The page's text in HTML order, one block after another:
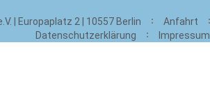
| Europaplatz 2 | 10557 Berlin
Anfahrt
Datenschutzerklärung
Impressum